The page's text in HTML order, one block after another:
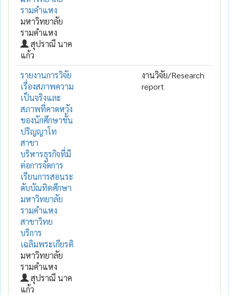
รามคำแหง
มหาวิทยาลัย
รามคำแหง
สุปราณี นาค
แก้ว
รายงานการวิจัย
เรื่องสภาพความ
เป็นจริงและ
สภาพที่คาดหวัง
ของนักศึกษาชั้น
ปริญญาโท
สาขา
บริหารธุรกิจที่มี
ต่อการจัดการ
เรียนการสอนระ
ดับบัณทิตศึกษา
มหาวิทยาลัย
รามคำแหง
สาขาวิทย
บริการ
เฉลิมพระเกียรติ
มหาวิทยาลัย
รามคำแหง
สุปราณี นาค
แก้ว
งานวิจัย/Research
report